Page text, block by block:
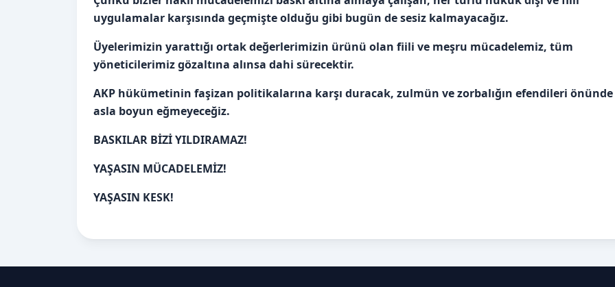
uygulamalar karşısında geçmişte olduğu gibi bugün de sesiz kalmayacağız.
Üyelerimizin yarattığı ortak değerlerimizin ürünü olan fiili ve meşru mücadelemiz, tüm
yöneticilerimiz gözaltına alınsa dahi sürecektir.
AKP hükümetinin faşizan politikalarına karşı duracak, zulmün ve zorbalığın efendileri önünde
asla boyun eğmeyeceğiz.
BASKILAR BİZİ YILDIRAMAZ!
YAŞASIN MÜCADELEMİZ!
YAŞASIN KESK!